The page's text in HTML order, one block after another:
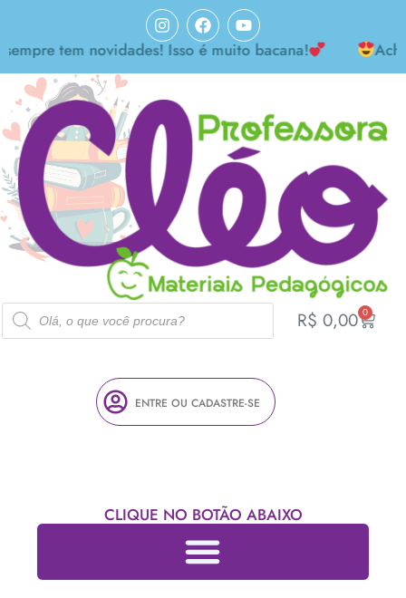
tem novidades! Isso é muito bacana! Achei
R$ 0,00 0
ENTRE OU CADASTRE-SE
CLIQUE NO BOTÃO ABAIXO